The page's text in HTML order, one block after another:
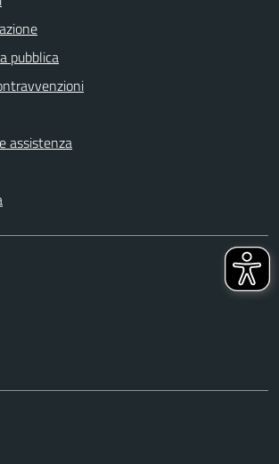
pubblica
assistenza